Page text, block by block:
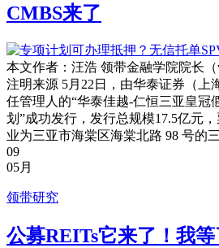
CMBS来了
本文作者：汪浩 领带金融学院院长
注明来源 5月22日，由华泰证券（上
任管理人的“华泰佳越-仁恒三亚皇冠
划”成功发行，发行总规模17.5亿元
业为三亚市海棠区海棠北路 98 号的
09
05月
领带研究
公募REITs它来了！我